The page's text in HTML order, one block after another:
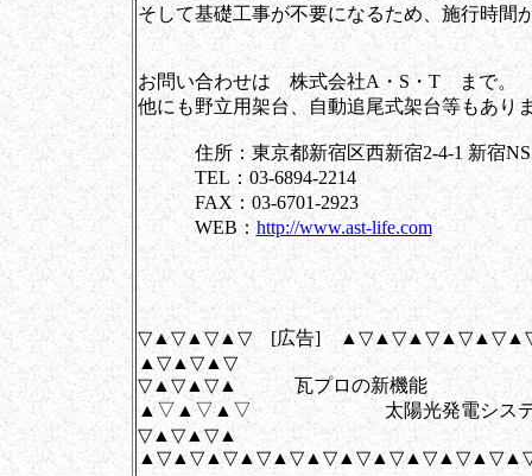
そして基礎工事が不要になるため、施行時間
お問い合わせは 株式会社A・S・T まで。
他にも野立用架台、自動追尾式架台等もあり
住所：東京都新宿区西新宿2-4-1 新宿NS
TEL：03-6894-2214
FAX：03-6701-2923
WEB：http://www.ast-life.com
▽▲▽▲▽▲▽ [広告]
▲▽▲▽▲▽
▽▲▽▲▽▲ 瓦プロの新機能
▲▽▲▽▲▽ 太陽光発電システ
▽▲▽▲▽▲